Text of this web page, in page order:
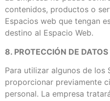
contenidos, productos o
Espacios web que tengan
destino al Espacio Web.
8. PROTECCIÓN DE DATOS
Para utilizar algunos de los
proporcionar previamente
personal. La empresa